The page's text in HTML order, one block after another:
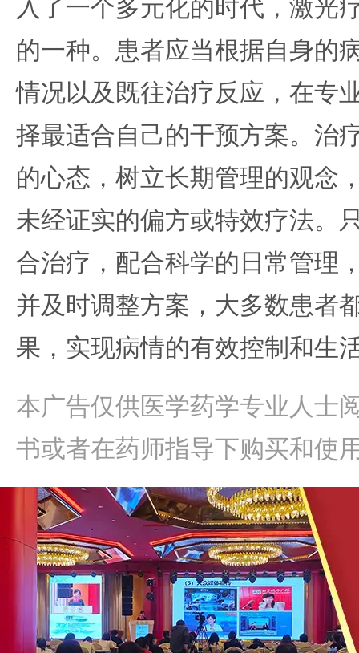
入了一个多元化的时代，激光
的一种。患者应当根据自身的
情况以及既往治疗反应，在专
择最适合自己的干预方案。治
的心态，树立长期管理的观念
未经证实的偏方或特效疗法。
合治疗，配合科学的日常管理
并及时调整方案，大多数患者
果，实现病情的有效控制和生
本广告仅供医学药学专业人士
书或者在药师指导下购买和使